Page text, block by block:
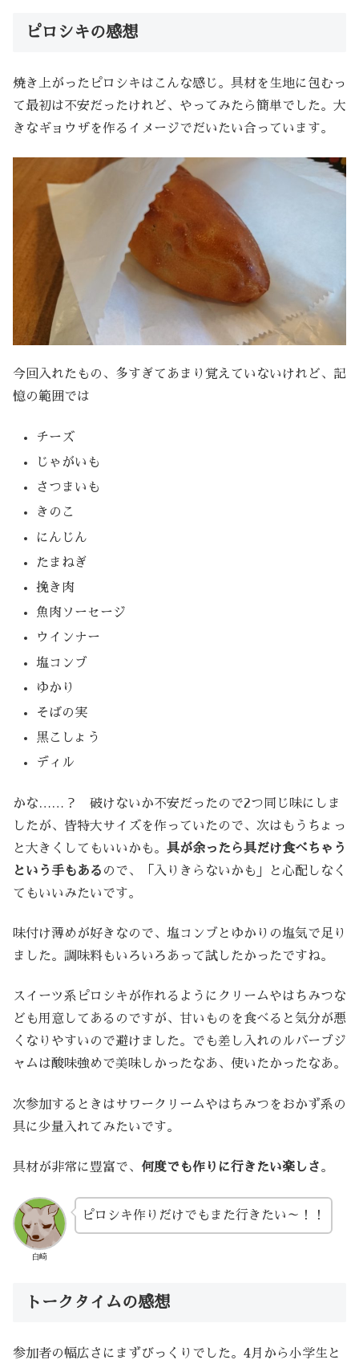
ピロシキの感想
焼き上がったピロシキはこんな感じ。具材を生地に包むっ
て最初は不安だったけれど、やってみたら簡単でした。大
きなギョウザを作るイメージでだいたい合っています。
今回入れたもの、多すぎてあまり覚えていないけれど、記
憶の範囲では
チーズ
じゃがいも
さつまいも
きのこ
にんじん
たまねぎ
挽き肉
魚肉ソーセージ
ウインナー
塩コンブ
ゆかり
そばの実
黒こしょう
ディル
かな……？ 破けないか不安だったので2つ同じ味にしま
したが、皆特大サイズを作っていたので、次はもうちょっ
と大きくしてもいいかも。 具が余ったら具だけ食べちゃう
という手もある ので、「入りきらないかも」と心配しなく
てもいいみたいです。
味付け薄めが好きなので、塩コンブとゆかりの塩気で足り
ました。調味料もいろいろあって試したかったですね。
スイーツ系ピロシキが作れるようにクリームやはちみつな
ども用意してあるのですが、甘いものを食べると気分が悪
くなりやすいので避けました。でも差し入れのルバーブジ
ャムは酸味強めで美味しかったなあ、使いたかったなあ。
次参加するときはサワークリームやはちみつをおかず系の
具に少量入れてみたいです。
具材が非常に豊富で、 何度でも作りに行きたい楽しさ。
白崎
ピロシキ作りだけでもまた行きたい～！！
トークタイムの感想
参加者の幅広さにまずびっくりでした。4月から小学生と